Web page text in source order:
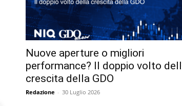
Nuove aperture o migliori
performance? Il doppio volto
crescita della GDO
Redazione - 30 Luglio 2026